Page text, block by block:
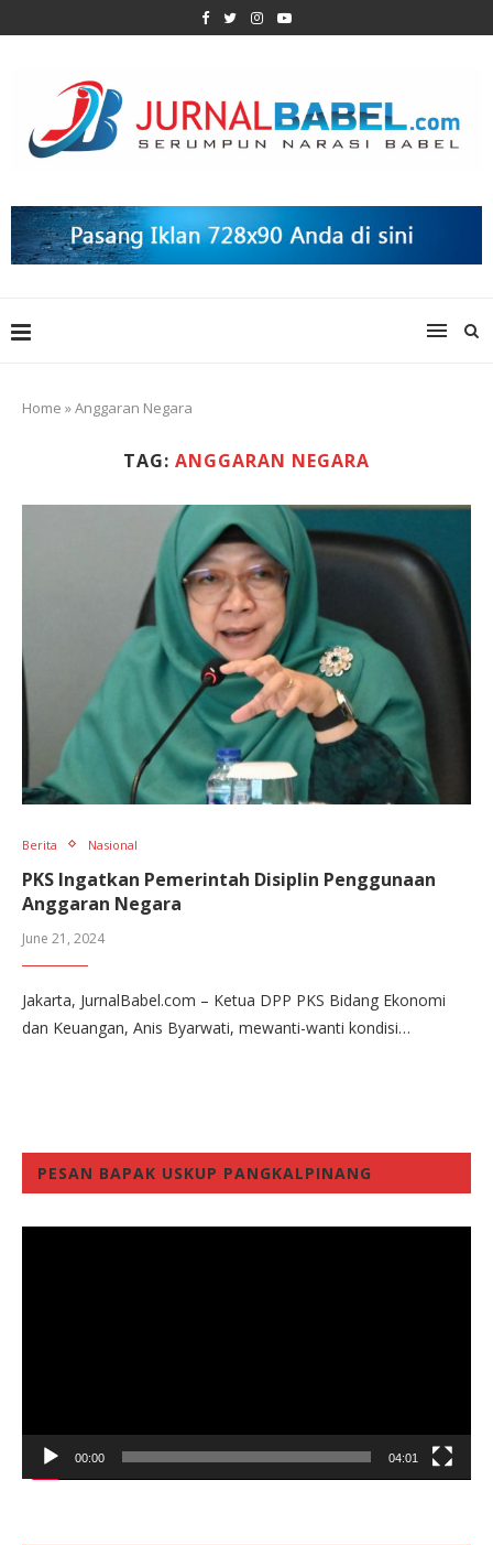
Home »Anggaran Negara
TAG: ANGGARAN NEGARA
Berita Nasional
PKS Ingatkan Pemerintah Disiplin Penggunaan
Anggaran Negara
June 21, 2024
Jakarta, JurnalBabel.com – Ketua DPP PKS Bidang Ekonomi
dan Keuangan, Anis Byarwati, mewanti-wanti kondisi…
PESAN BAPAK USKUP PANGKALPINANG
00:00 04:01